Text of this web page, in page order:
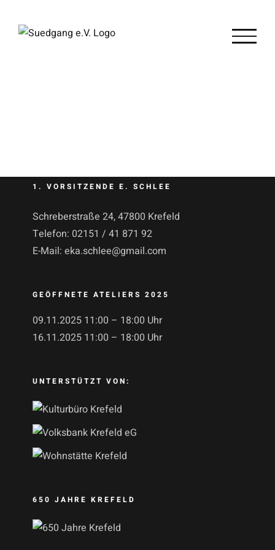
Inhalt
1. VORSITZENDE E. SCHLEE
Schreberstraße 24, 47800 Krefeld
Telefon: 02151 / 41 871 92
E-Mail: eka.schlee@gmail.com
GEÖFFNETE ATELIERS 2025
09.11.2025 11:00 – 18:00 Uhr
16.11.2025 11:00 – 18:00 Uhr
UNTERSTÜTZT VON:
650 JAHRE KREFELD